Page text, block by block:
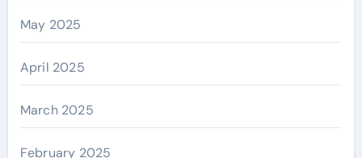
May 2025
April 2025
March 2025
February 2025